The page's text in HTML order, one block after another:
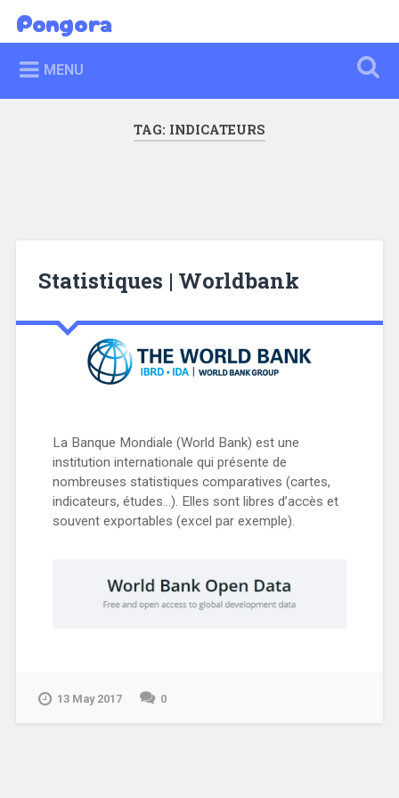
content
Search
Pongora
MENU
TAG: INDICATEURS
Statistiques | Worldbank
La Banque Mondiale (World Bank) est une
institution internationale qui présente de
nombreuses statistiques comparatives (cartes,
indicateurs, études…). Elles sont libres d’accès et
souvent exportables (excel par exemple).
13 May 2017 0